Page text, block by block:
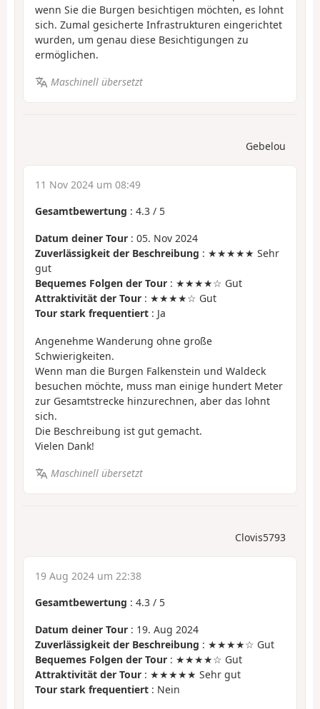
wenn Sie die Burgen besichtigen möchten, es lohnt
sich. Zumal gesicherte Infrastrukturen eingerichtet
wurden, um genau diese Besichtigungen zu
ermöglichen.
Maschinell übersetzt
Gebelou
11 Nov 2024 um 08:49
Gesamtbewertung : 4.3 / 5
Datum deiner Tour : 05. Nov 2024
Zuverlässigkeit der Beschreibung : ★★★★★ Sehr
gut
Bequemes Folgen der Tour : ★★★★☆ Gut
Attraktivität der Tour : ★★★★☆ Gut
Tour stark frequentiert : Ja
Angenehme Wanderung ohne große
Schwierigkeiten.
Wenn man die Burgen Falkenstein und Waldeck
besuchen möchte, muss man einige hundert Meter
zur Gesamtstrecke hinzurechnen, aber das lohnt
sich.
Die Beschreibung ist gut gemacht.
Vielen Dank!
Maschinell übersetzt
Clovis5793
19 Aug 2024 um 22:38
Gesamtbewertung : 4.3 / 5
Datum deiner Tour : 19. Aug 2024
Zuverlässigkeit der Beschreibung : ★★★★☆ Gut
Bequemes Folgen der Tour : ★★★★☆ Gut
Attraktivität der Tour : ★★★★★ Sehr gut
Tour stark frequentiert : Nein